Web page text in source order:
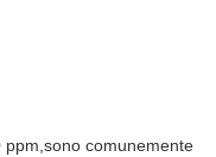
comunemente